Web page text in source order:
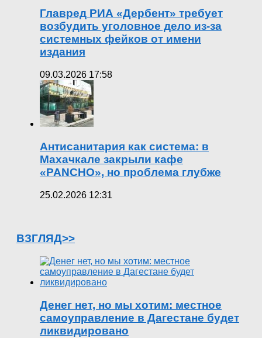
Главред РИА «Дербент» требует
возбудить уголовное дело из-за
системных фейков от имени
издания
09.03.2026 17:58
Антисанитария как система: в
Махачкале закрыли кафе
«PANCHO», но проблема глубже
25.02.2026 12:31
ВЗГЛЯД>>
Денег нет, но мы хотим: местное
самоуправление в Дагестане будет
ликвидировано